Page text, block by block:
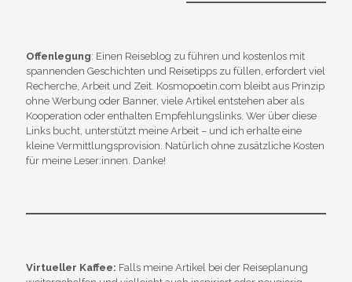
Offenlegung: Einen Reiseblog zu führen und kostenlos mit
spannenden Geschichten und Reisetipps zu füllen, erfordert viel
Recherche, Arbeit und Zeit. Kosmopoetin.com bleibt aus Prinzip
ohne Werbung oder Banner, viele Artikel entstehen aber als
Kooperation oder enthalten Empfehlungslinks. Wer über diese
Links bucht, unterstützt meine Arbeit – und ich erhalte eine
kleine Vermittlungsprovision. Natürlich ohne zusätzliche Kosten
für meine Leser:innen. Danke!
Virtueller Kaffee: Falls meine Artikel bei der Reiseplanung